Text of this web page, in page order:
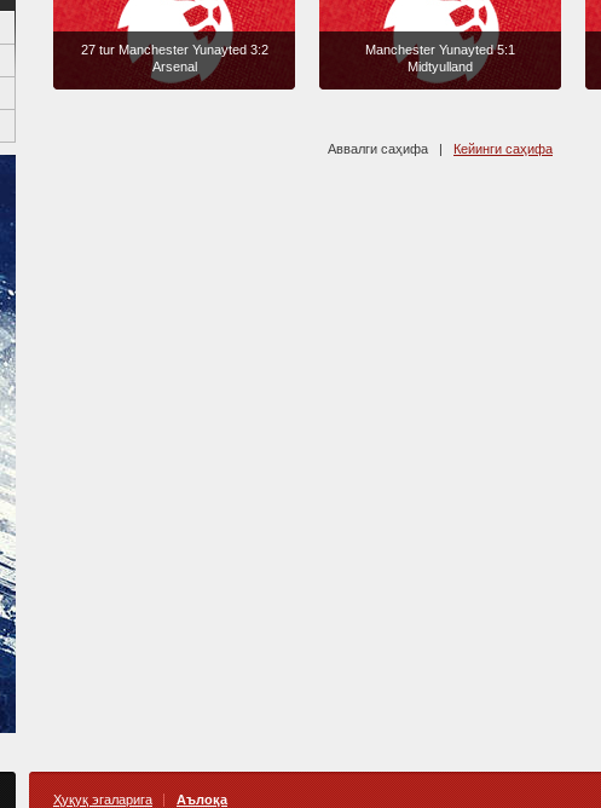
27 tur Manchester Yunayted 3:2
Arsenal
Manchester Yunayted 5:1
Midtyulland
Аввалги саҳифа | Кейинги саҳифа
Ҳуқуқ эгаларига Аълоқа